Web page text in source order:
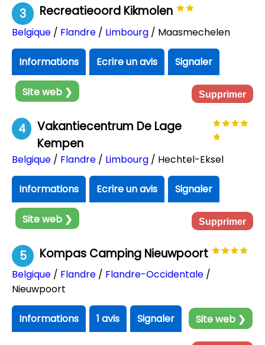
3 Recreatieoord Kikmolen
Belgique / Flandre / Limbourg / Maasmechelen
Informations Ecrire un avis Signaler
Site web ❯ Supprimer
4
Vakantiecentrum De Lage
Kempen
Belgique / Flandre / Limbourg / Hechtel-Eksel
Informations Ecrire un avis Signaler
Site web ❯ Supprimer
5 Kompas Camping Nieuwpoort
Belgique / Flandre / Flandre-Occidentale /
Nieuwpoort
Informations 1 avis Signaler Site web ❯